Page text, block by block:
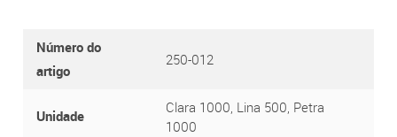
Número do
artigo
250-012
Unidade
Clara 1000, Lina 500, Petra
1000